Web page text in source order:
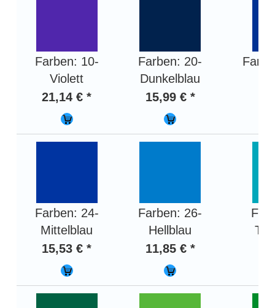
Farben: 10-
Violett
21,14 € *
Farben: 20-
Dunkelblau
15,99 € *
Farben: 24-
Mittelblau
15,53 € *
Farben: 26-
Hellblau
11,85 € *